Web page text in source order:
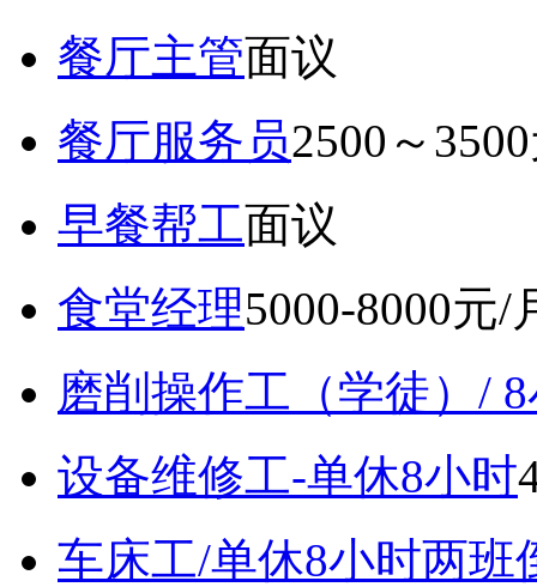
餐厅主管面议
餐厅服务员2500～
早餐帮工面议
食堂经理5000-8000元/
磨削操作工（学徒）/
设备维修工-单休8小时
车床工/单休8小时两班